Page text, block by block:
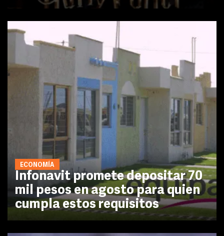
ECONOMÍA
Infonavit promete depositar 70
mil pesos en agosto para quien
cumpla estos requisitos